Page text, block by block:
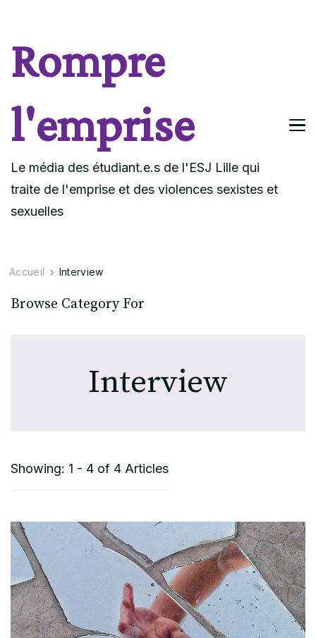
Rompre
l'emprise
Le média des étudiant.e.s de l'ESJ Lille qui
traite de l'emprise et des violences sexistes et
sexuelles
Accueil Interview
Browse Category For
Interview
Showing: 1 - 4 of 4 Articles